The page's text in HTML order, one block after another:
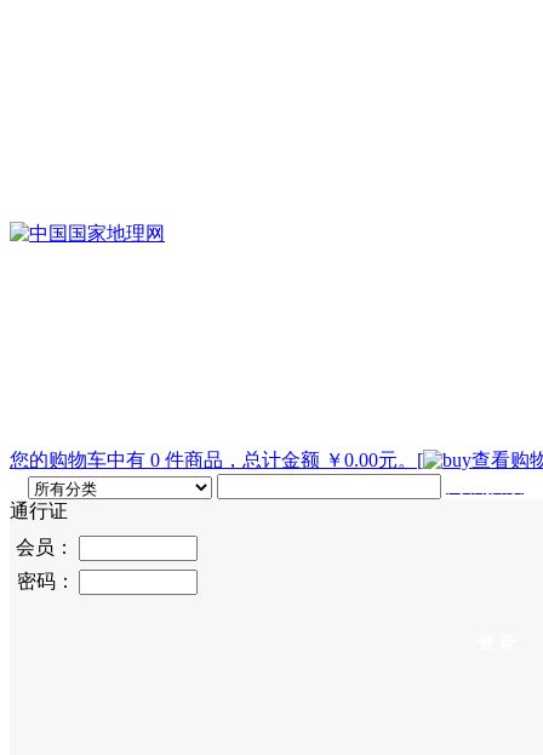
您的购物车中有 0 件商品，总计金额 ￥0.00元。 [
查看购
通行证
会员：
密码：